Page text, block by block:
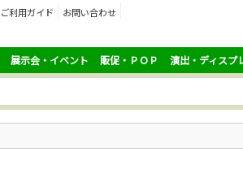
ご利用ガイド
お問い合わせ
展示会・イベント 販促・ＰＯＰ 演出・ディスプ